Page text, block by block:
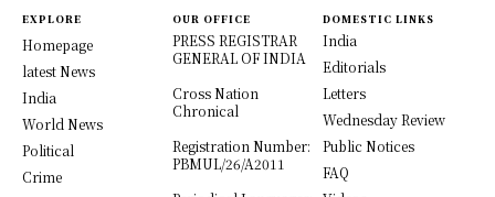
EXPLORE
Homepage
latest News
India
World News
Political
Crime
OUR OFFICE
PRESS REGISTRAR
GENERAL OF INDIA
Cross Nation
Chronical
Registration Number:
PBMUL/26/A2011
DOMESTIC LINKS
India
Editorials
Letters
Wednesday Review
Public Notices
FAQ